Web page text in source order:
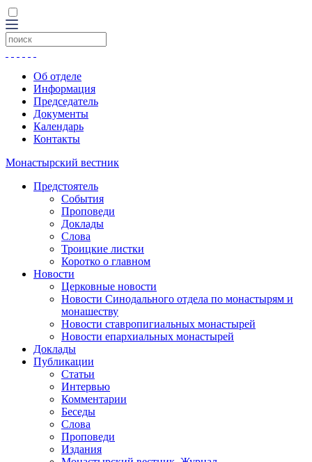
Об отделе
Информация
Председатель
Документы
Календарь
Контакты
Монастырский вестник
Предстоятель
События
Проповеди
Доклады
Слова
Троицкие листки
Коротко о главном
Новости
Церковные новости
Новости Синодального отдела по монастырям и
монашеству
Новости ставропигиальных монастырей
Новости епархиальных монастырей
Доклады
Публикации
Статьи
Интервью
Комментарии
Беседы
Слова
Проповеди
Издания